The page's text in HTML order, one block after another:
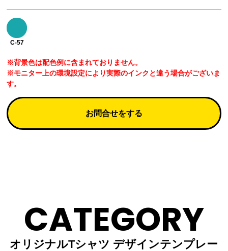
C-57
※背景色は配色例に含まれておりません。
※モニター上の環境設定により実際のインクと違う場合がございま
す。
お問合せをする
CATEGORY
オリジナルTシャツ デザインテンプレー